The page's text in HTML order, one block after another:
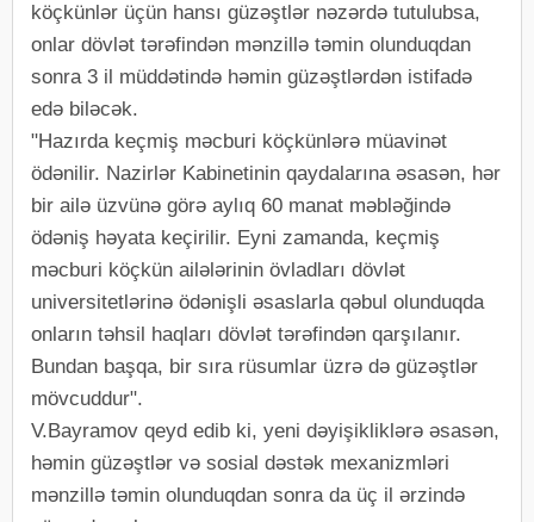
köçkünlər üçün hansı güzəştlər nəzərdə tutulubsa,
onlar dövlət tərəfindən mənzillə təmin olunduqdan
sonra 3 il müddətində həmin güzəştlərdən istifadə
edə biləcək.
"Hazırda keçmiş məcburi köçkünlərə müavinət
ödənilir. Nazirlər Kabinetinin qaydalarına əsasən, hər
bir ailə üzvünə görə aylıq 60 manat məbləğində
ödəniş həyata keçirilir. Eyni zamanda, keçmiş
məcburi köçkün ailələrinin övladları dövlət
universitetlərinə ödənişli əsaslarla qəbul olunduqda
onların təhsil haqları dövlət tərəfindən qarşılanır.
Bundan başqa, bir sıra rüsumlar üzrə də güzəştlər
mövcuddur".
V.Bayramov qeyd edib ki, yeni dəyişikliklərə əsasən,
həmin güzəştlər və sosial dəstək mexanizmləri
mənzillə təmin olunduqdan sonra da üç il ərzində